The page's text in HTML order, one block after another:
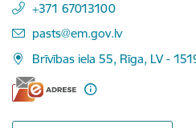
+371 67013100
E-pasts:
pasts@em.gov.lv
Brīvības iela 55, Rīga, LV -